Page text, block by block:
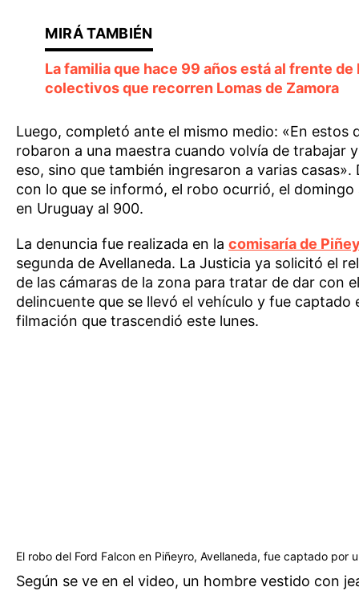
La familia que hace 99 años está al frente de
colectivos que recorren Lomas de Zamora
Luego, completó ante el mismo medio: «En estos
robaron a una maestra cuando volvía de trabajar
eso, sino que también ingresaron a varias casas».
con lo que se informó, el robo ocurrió, el domingo
en Uruguay al 900.
La denuncia fue realizada en la comisaría de
segunda de Avellaneda. La Justicia ya solicitó el
de las cámaras de la zona para tratar de dar con el
delincuente que se llevó el vehículo y fue captado
filmación que trascendió este lunes.
El robo del Ford Falcon en Piñeyro, Avellaneda, fue captado por
Según se ve en el video, un hombre vestido con